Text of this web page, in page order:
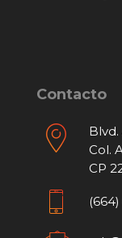
Contacto
Blvd.
Col.
CP